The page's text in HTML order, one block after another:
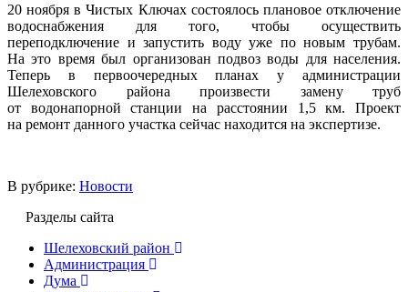
20 ноября в Чистых Ключах состоялось плановое отключение
водоснабжения для того, чтобы осуществить
переподключение и запустить воду уже по новым трубам.
На это время был организован подвоз воды для населения.
Теперь в первоочередных планах у администрации
Шелеховского района произвести замену труб
от водонапорной станции на расстоянии 1,5 км. Проект
на ремонт данного участка сейчас находится на экспертизе.
В рубрике: Новости
Разделы сайта
Шелеховский район
Администрация
Дума